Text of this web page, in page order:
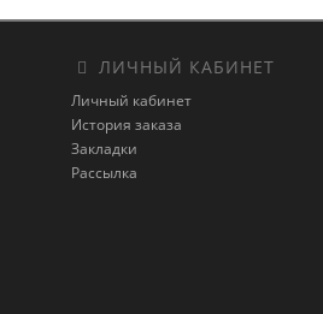
ЛИЧНЫЙ КАБИНЕТ
Личный кабинет
История заказа
Закладки
Рассылка